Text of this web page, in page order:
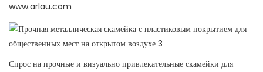
www.arlau.com
Спрос на прочные и визуально привлекательные скамейки для